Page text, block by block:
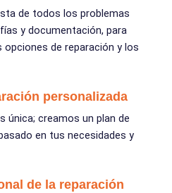
de todos los problemas
y documentación, para
de reparación y los
personalizada
única; creamos un plan de
en tus necesidades y
de la reparación